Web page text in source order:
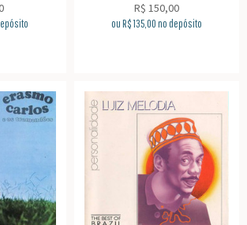
R$ 150,00
ou R$135,00no depósito